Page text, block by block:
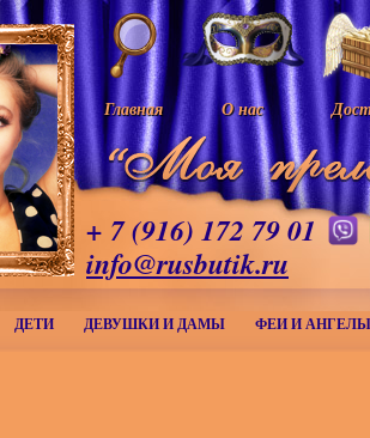
Главная О нас
+ 7 (916) 172 79 01
info@rusbutik.ru
ДЕТИ ДЕВУШКИ И ДАМЫ ФЕИ И АНГЕЛЫ